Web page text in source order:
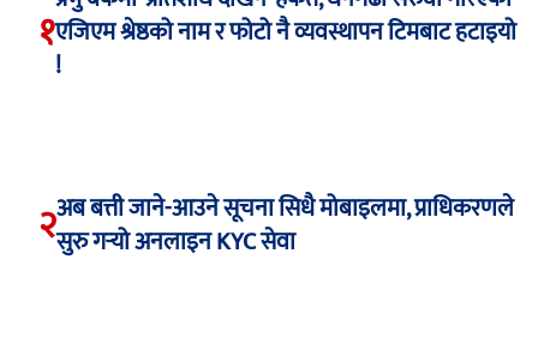
१एजिएम श्रेष्ठको नाम र फोटो नै व्यवस्थापन टिमबाट हटाइयो
!
२अब बत्ती जाने-आउने सूचना सिधै मोबाइलमा, प्राधिकरणले
सुरु गर्‍यो अनलाइन KYC सेवा